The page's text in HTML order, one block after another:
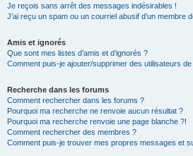
Je reçois sans arrêt des messages indésirables !
J’ai reçu un spam ou un courriel abusif d’un membre
Amis et ignorés
Que sont mes listes d’amis et d’ignorés ?
Comment puis-je ajouter/supprimer des utilisateurs de
Recherche dans les forums
Comment rechercher dans les forums ?
Pourquoi ma recherche ne renvoie aucun résultat ?
Pourquoi ma recherche renvoie une page blanche ?!
Comment rechercher des membres ?
Comment puis-je trouver mes propres messages et